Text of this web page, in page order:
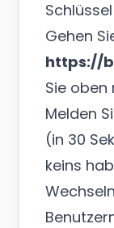
Gehen
https://
Sie
Melden
(in 30
keins